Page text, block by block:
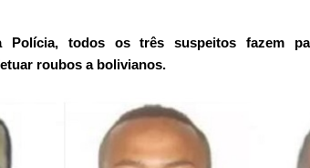
Polícia, todos os três suspeitos fazem
roubos a bolivianos.